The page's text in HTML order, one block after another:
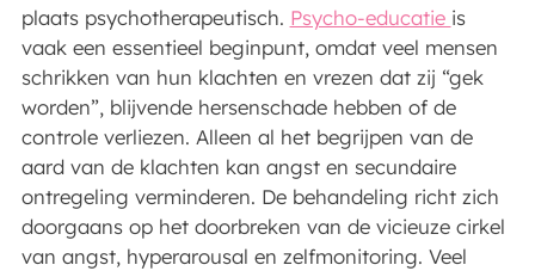
plaats psychotherapeutisch. Psycho-educatie is
vaak een essentieel beginpunt, omdat veel mensen
schrikken van hun klachten en vrezen dat zij “gek
worden”, blijvende hersenschade hebben of de
controle verliezen. Alleen al het begrijpen van de
aard van de klachten kan angst en secundaire
ontregeling verminderen. De behandeling richt zich
doorgaans op het doorbreken van de vicieuze cirkel
van angst, hyperarousal en zelfmonitoring. Veel